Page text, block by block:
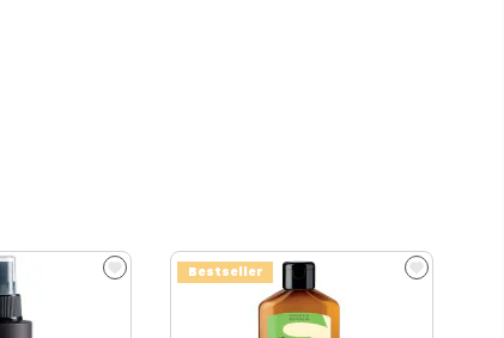
Bestseller